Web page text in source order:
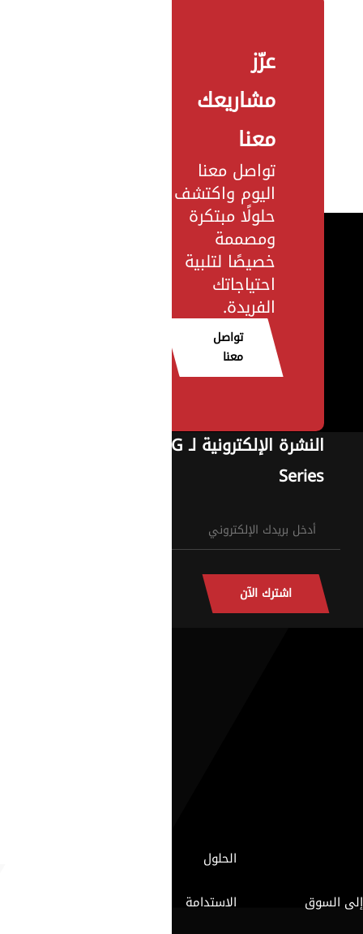
عزّز
مشاريعك
معنا
تواصل معنا
اليوم واكتشف
حلولًا مبتكرة
ومصممة
خصيصًا لتلبية
احتياجاتك
الفريدة.
تواصل
معنا
النشرة الإلكترونية لـ G
Series
اشترك الآن
الحلول
السوق
الاستدامة